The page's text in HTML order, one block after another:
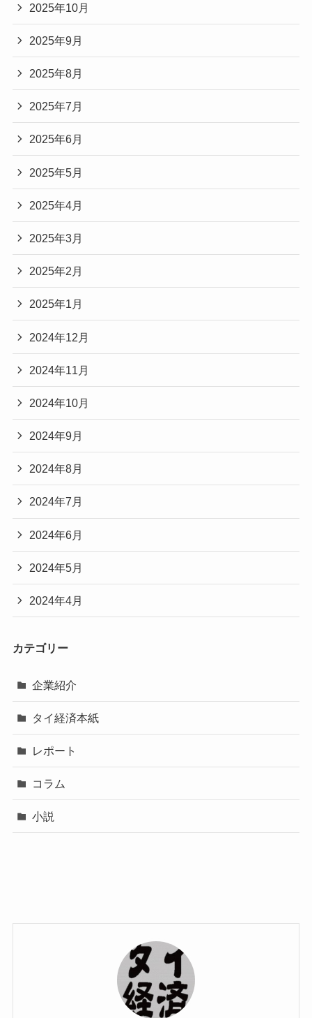
2025年10月
2025年9月
2025年8月
2025年7月
2025年6月
2025年5月
2025年4月
2025年3月
2025年2月
2025年1月
2024年12月
2024年11月
2024年10月
2024年9月
2024年8月
2024年7月
2024年6月
2024年5月
2024年4月
カテゴリー
企業紹介
タイ経済本紙
レポート
コラム
小説